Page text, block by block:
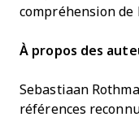
compréhension de
À propos des
Sebastiaan
références